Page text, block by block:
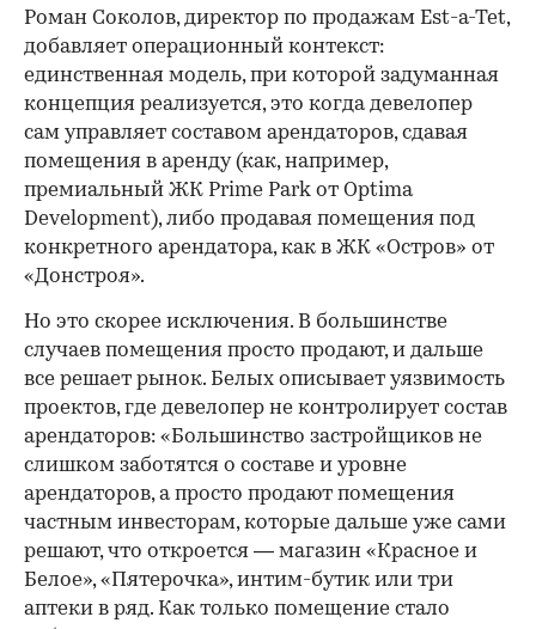
Роман Соколов, директор по продажам Est-a-Tet,
добавляет операционный контекст:
единственная модель, при которой задуманная
концепция реализуется, это когда девелопер
сам управляет составом арендаторов, сдавая
помещения в аренду (как, например,
премиальный ЖК Prime Park от Optima
Development), либо продавая помещения под
конкретного арендатора, как в ЖК «Остров» от
«Донстроя».
Но это скорее исключения. В большинстве
случаев помещения просто продают, и дальше
все решает рынок. Белых описывает уязвимость
проектов, где девелопер не контролирует состав
арендаторов: «Большинство застройщиков не
слишком заботятся о составе и уровне
арендаторов, а просто продают помещения
частным инвесторам, которые дальше уже сами
решают, что откроется — магазин «Красное и
Белое», «Пятерочка», интим-бутик или три
аптеки в ряд. Как только помещение стало